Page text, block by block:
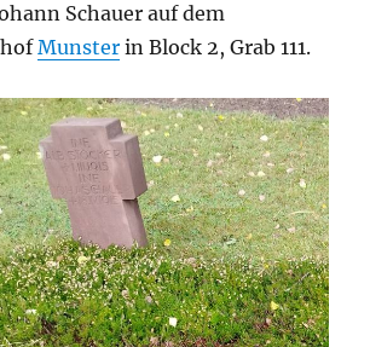
Schauer auf dem
Munster inBlock 2, Grab 111.